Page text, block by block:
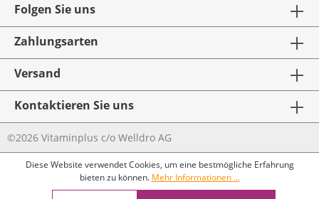
Folgen Sie uns
Zahlungsarten
Versand
Kontaktieren Sie uns
©2026 Vitaminplus c/o Welldro AG
Diese Website verwendet Cookies, um eine bestmögliche Erfahrung
bieten zu können. Mehr Informationen ...